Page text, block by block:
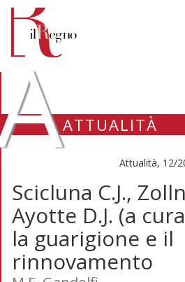
ATTUALITÀ
Attualità, 12/
Scicluna C.J.,
Ayotte D.J. (a
la guarigione e il
rinnovamento